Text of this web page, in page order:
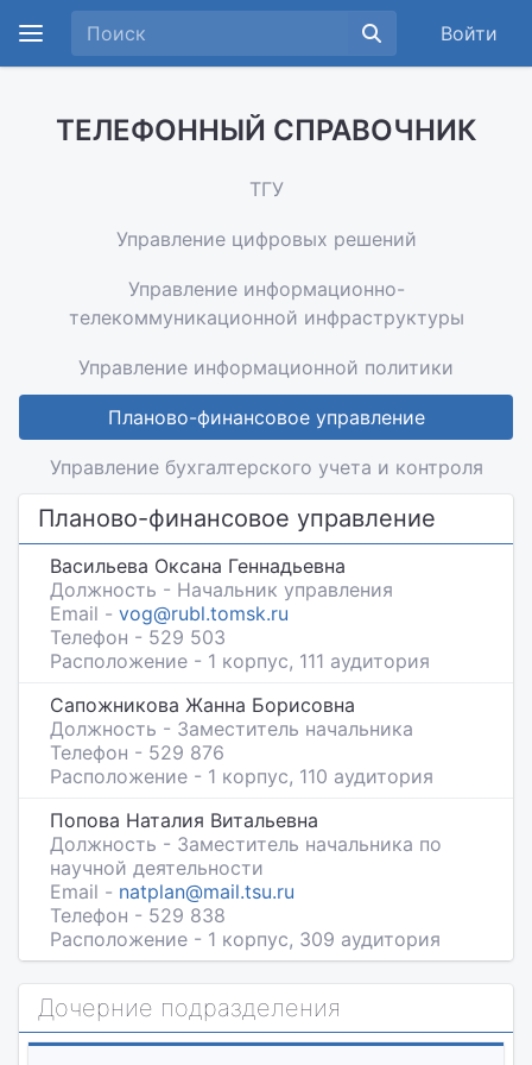
Войти
ТЕЛЕФОННЫЙ СПРАВОЧНИК
ТГУ
Управление цифровых решений
Управление информационно-
телекоммуникационной инфраструктуры
Управление информационной политики
Планово-финансовое управление
Управление бухгалтерского учета и контроля
Планово-финансовое управление
Васильева Оксана Геннадьевна
Должность - Начальник управления
Email - vog@rubl.tomsk.ru
Телефон - 529 503
Расположение - 1 корпус, 111 аудитория
Сапожникова Жанна Борисовна
Должность - Заместитель начальника
Телефон - 529 876
Расположение - 1 корпус, 110 аудитория
Попова Наталия Витальевна
Должность - Заместитель начальника по
научной деятельности
Email - natplan@mail.tsu.ru
Телефон - 529 838
Расположение - 1 корпус, 309 аудитория
Дочерние подразделения